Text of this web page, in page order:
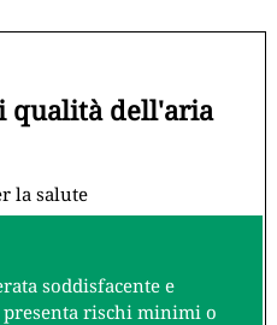
qualità dell'aria
la salute
soddisfacente e
rischi minimi o